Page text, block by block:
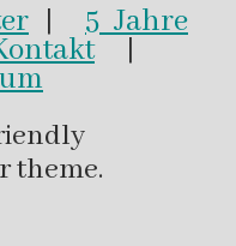
| 5 Jahre
|
theme.